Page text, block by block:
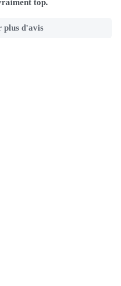
top.
plus d'avis